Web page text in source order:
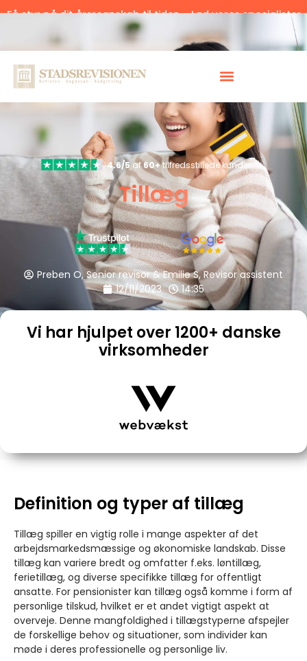
Få styr på dit årsregnskab til tiden – Lad vores specialister
hjælpe.
4.6/5 af60+tilfredsstillede kunder
Tillæg
Preben O, Senior revisor & Emilie S, Revisor assistent
12/11/2023
14:35
Vi har hjulpet over 1200+ danske
virksomheder
Definition og typer af tillæg
Tillæg spiller en vigtig rolle i mange aspekter af det
arbejdsmarkedsmæssige og økonomiske landskab. Disse
tillæg kan variere bredt og omfatter f.eks. løntillæg,
ferietillæg, og diverse specifikke tillæg for offentligt
ansatte. For pensionister kan tillæg også komme i form af
personlige tilskud, hvilket er et andet vigtigt aspekt at
overveje. Denne mangfoldighed i tillægstyperne afspejler
de forskellige behov og situationer, som individer kan
møde i deres professionelle og personlige liv.